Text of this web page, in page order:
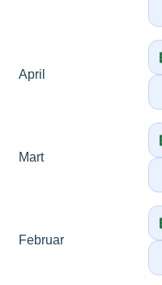
April
Mart
Februar